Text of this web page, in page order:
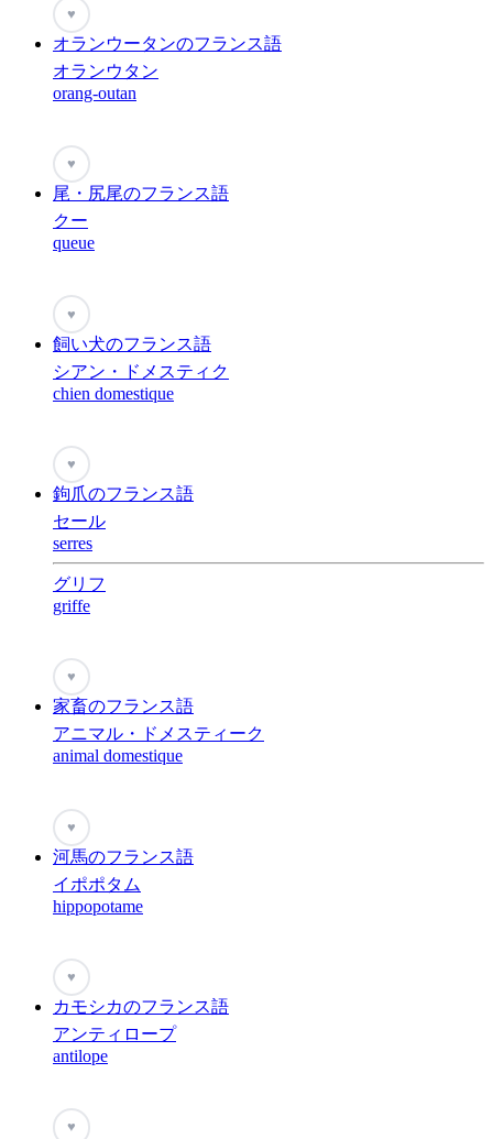
♥
オランウータンのフランス語
オランウタン
orang-outan
♥
尾・尻尾のフランス語
クー
queue
♥
飼い犬のフランス語
シアン・ドメスティク
chien domestique
♥
鉤爪のフランス語
セール
serres
グリフ
griffe
♥
家畜のフランス語
アニマル・ドメスティーク
animal domestique
♥
河馬のフランス語
イポポタム
hippopotame
♥
カモシカのフランス語
アンティロープ
antilope
♥